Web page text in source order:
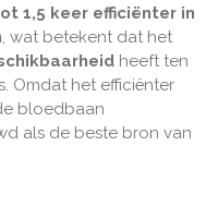
1,5 keer efficiënter in
, wat betekent dat het
heeft ten
Omdat het efficiënter
bloedbaan
als de beste bron van